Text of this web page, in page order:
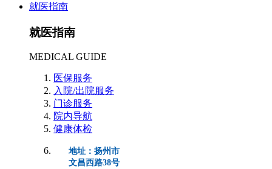
就医指南
就医指南
MEDICAL GUIDE
医保服务
入院/出院服务
门诊服务
院内导航
健康体检
地址：扬州市
文昌西路38号